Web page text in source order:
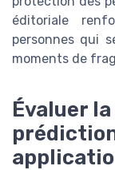
éditoriale
personnes qui
moments de
Évaluer